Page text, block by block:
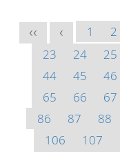
<< < 1 2
23
24 25
44
45 46
65
66 67
86
87 88
106
107